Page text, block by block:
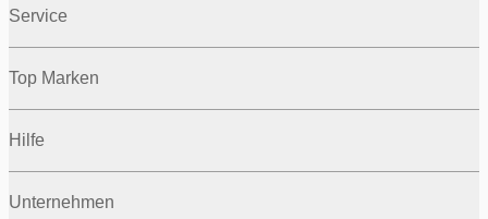
Service
Top Marken
Hilfe
Unternehmen